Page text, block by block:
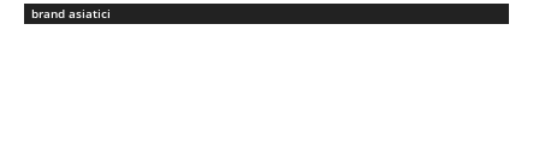
brand asiatici